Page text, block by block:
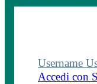
Username
Accedi con